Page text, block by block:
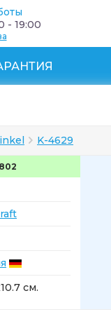
- 19:00
K-4629
см.